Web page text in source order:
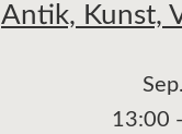
Antik, Kunst,
Sep.
13:00 -